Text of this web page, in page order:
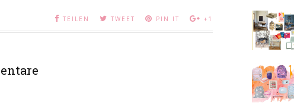
TEILEN TWEET PIN IT +1